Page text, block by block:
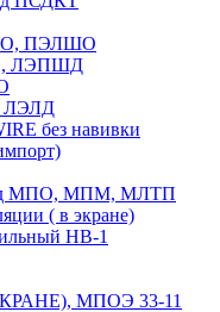
ПЭЛШО
ЛЭПШД
ЛЭЛД
без навивки
МПО, МПМ, МЛТП
( в экране)
HB-1
МПОЭ 33-11